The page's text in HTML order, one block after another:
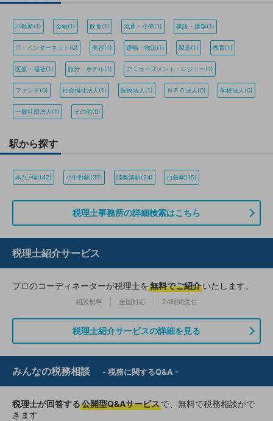
不動産(1) 金融(1) 飲食(1) 流通・小売(1) 建設・建築(1)
IT・インターネット(0) 美容(1) 運輸・物流(1) 製造(1) 教育(1)
医療・福祉(1) 旅行・ホテル(1) アミューズメント・レジャー(1)
ファンド(0) 社会福祉法人(1) 医療法人(1) ＮＰＯ法人(0) 学校法人(0)
一般社団法人(1) その他(0)
駅から探す
本八戸駅(42) 小中野駅(37) 陸奥湊駅(24) 白銀駅(15)
税理士事務所の詳細検索はこちら
税理士紹介サービス
プロのコーディネーターが税理士を無料でご紹介いたします。
相談無料 全国対応 24時間受付
税理士紹介サービスの詳細を見る
みんなの税務相談 - 税務に関するQ&A -
税理士が回答する公開型Q&Aサービスで、無料で税務相談がで
きます